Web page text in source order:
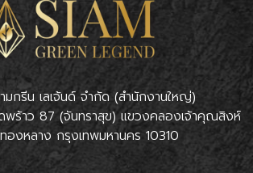
กรีน เลเจ้นด์ จำกัด (สำนักงานใหญ่)
พร้าว 87 (จันทราสุข) แขวงคลองเจ้าคุณสิงห์
องหลาง กรุงเทพมหานคร 10310